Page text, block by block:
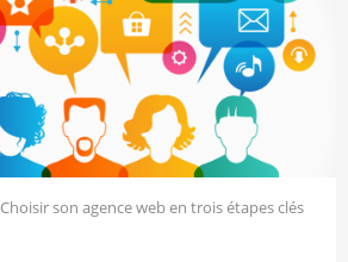
Choisir son agence web en trois étapes clés